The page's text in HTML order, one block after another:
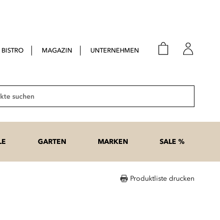
BISTRO MAGAZIN UNTERNEHMEN
Suche
GARTEN MARKEN SALE %
Produktliste drucken